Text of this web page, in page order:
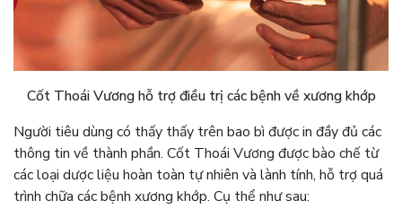
Cốt Thoái Vương hỗ trợ điều trị các bệnh về xương khớp
Người tiêu dùng có thấy thấy trên bao bì được in đầy đủ các
thông tin về thành phần. Cốt Thoái Vương được bào chế từ
các loại dược liệu hoàn toàn tự nhiên và lành tính, hỗ trợ quá
trình chữa các bệnh xương khớp. Cụ thể như sau: